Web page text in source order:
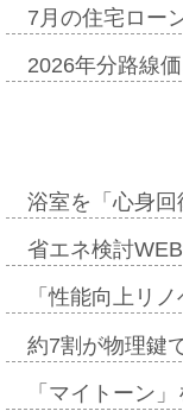
7月の住宅ロー
2026年分路線
浴室を「心身
省エネ検討
「性能向上リ
約7割が物理鍵
「マイトーン